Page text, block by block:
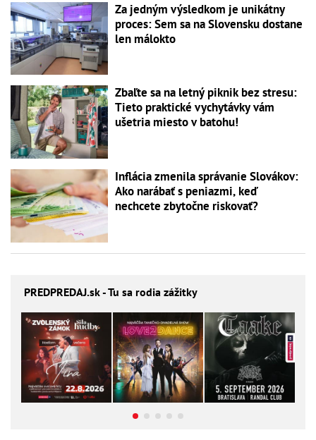
Za jedným výsledkom je unikátny
proces: Sem sa na Slovensku dostane
len málokto
Zbaľte sa na letný piknik bez stresu:
Tieto praktické vychytávky vám
ušetria miesto v batohu!
Inflácia zmenila správanie Slovákov:
Ako narábať s peniazmi, keď
nechcete zbytočne riskovať?
PREDPREDAJ.sk - Tu sa rodia zážitky